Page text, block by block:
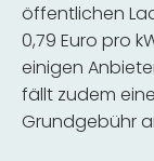
öffentlichen
0,79 Euro pro
einigen
fällt zudem
Grundgebühr